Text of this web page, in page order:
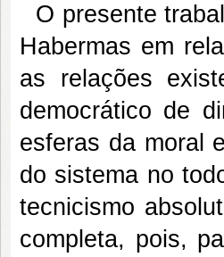
O presente
Habermas em
as relações
democrático de
esferas da moral
do sistema no
tecnicismo
completa, pois,